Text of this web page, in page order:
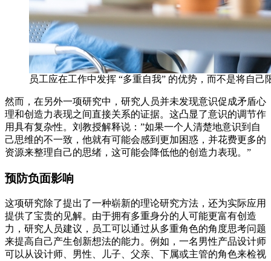
员工应在工作中发挥 “多重自我” 的优势，而不是将自己
然而，在另外一项研究中，研究人员并未发现意识促成矛盾心
理和创造力表现之间直接关系的证据。这凸显了意识的调节作
用具有复杂性。刘教授解释说：”如果一个人清楚地意识到自
己思维的不一致，他就有可能会感到更加困惑，并花费更多的
资源来整理自己的思绪，这可能会降低他的创造力表现。”
预防负面影响
这项研究除了提出了一种崭新的理论研究方法，还为实际应用
提供了宝贵的见解。由于拥有多重身分的人可能更富有创造
力，研究人员建议，员工可以通过从多重角色的角度思考问题
来提高自己产生创新想法的能力。例如，一名男性产品设计师
可以从设计师、男性、儿子、父亲、下属或主管的角色来检视